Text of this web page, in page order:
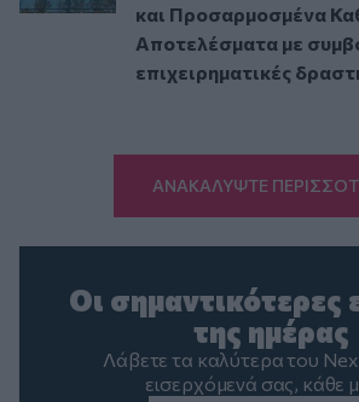
και Προσαρμοσμένα
Αποτελέσματα με
επιχειρηματικές
ΑΝΑΚΑΛΥΨΤΕ
Οι σημαντικότερες
της ημέρας
Λάβετε τα καλύτερα του
εισερχόμενά σας, κάθε